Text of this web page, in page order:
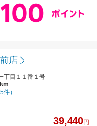
店
丁目１１番１号
件）
39,440円